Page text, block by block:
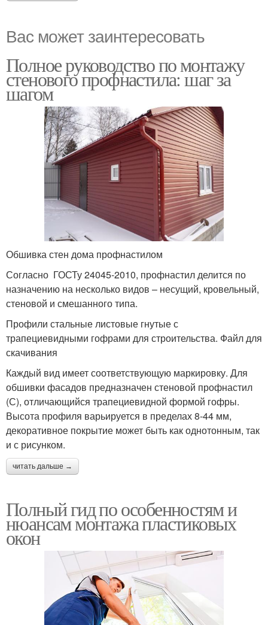
Вас может заинтересовать
Полное руководство по монтажу
стенового профнастила: шаг за
шагом
Обшивка стен дома профнастилом
Согласно ГОСТу 24045-2010, профнастил делится по
назначению на несколько видов – несущий, кровельный,
стеновой и смешанного типа.
Профили стальные листовые гнутые с
трапециевидными гофрами для строительства. Файл для
скачивания
Каждый вид имеет соответствующую маркировку. Для
обшивки фасадов предназначен стеновой профнастил
(С), отличающийся трапециевидной формой гофры.
Высота профиля варьируется в пределах 8-44 мм,
декоративное покрытие может быть как однотонным, так
и с рисунком.
читать дальше →
Полный гид по особенностям и
нюансам монтажа пластиковых
окон